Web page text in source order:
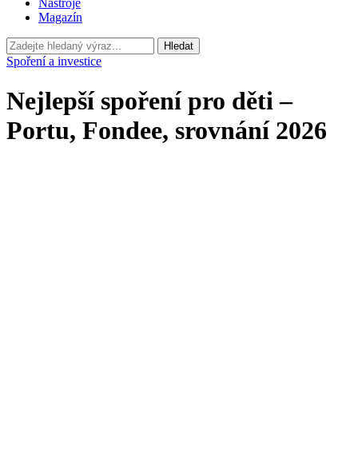
Nástroje
Magazín
Hledat
Spoření a investice
Nejlepší spoření pro děti –
Portu, Fondee, srovnání 2026